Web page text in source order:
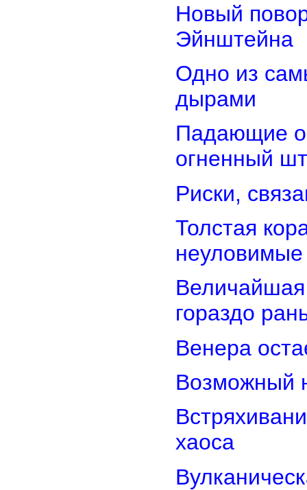
Новый
Эйнштейна
Одно из
дырами
Падающие
огненный
Риски,
Толстая
Величайшая
гораздо
Венера
Возможный
хаоса